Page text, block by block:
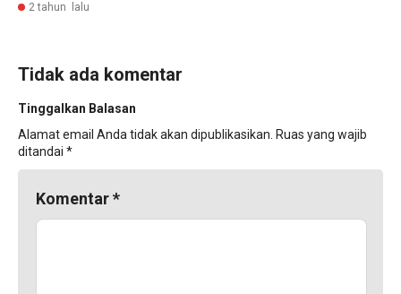
2 tahun lalu
Tidak ada komentar
Tinggalkan Balasan
Alamat email Anda tidak akan dipublikasikan. Ruas yang wajib
ditandai *
Komentar*